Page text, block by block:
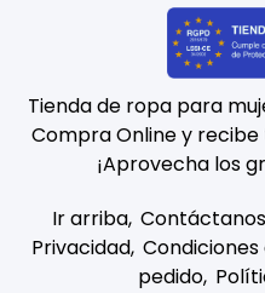
Tienda de ropa para
Compra Online y
¡Aprovecha los
Ir arriba Contáctanos
Privacidad
pedido